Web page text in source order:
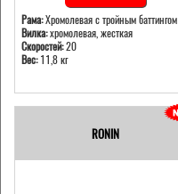
Рама:Хромолевая с тройным баттингом
Вилка:хромолевая, жесткая
Скоростей:20
Вес:11,8 кг
RONIN